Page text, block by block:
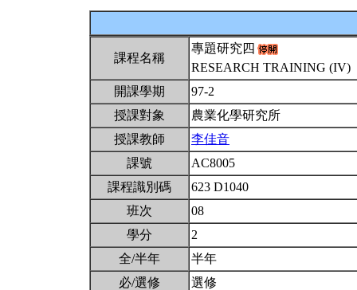
課程名稱
專題研究四
RESEARCH TRAINING (IV)
開課學期
97-2
授課對象
農業化學研究所
授課教師
李佳音
課號
AC8005
課程識別碼
623 D1040
班次
08
學分
2
全/半年
半年
必/選修
選修